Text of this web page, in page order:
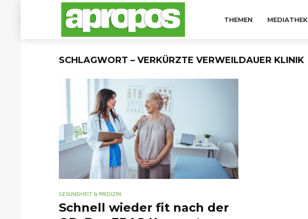
THEMEN MEDIATHEK
SCHLAGWORT – VERKÜRZTE VERWEILDAUER KLINIK
GESUNDHEIT & MEDIZIN
Schnell wieder fit nach der